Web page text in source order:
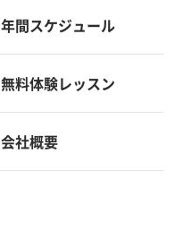
年間スケジュール
無料体験レッスン
会社概要